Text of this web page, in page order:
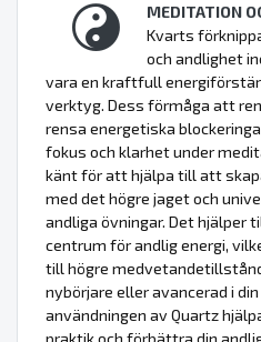
MEDITATION
Kvarts
och andlighet
vara en kraftfull
verktyg. Dess förmåga att
rensa energetiska
fokus och klarhet under
känt för att hjälpa till att
med det högre jaget och
andliga övningar. Det hjälper
centrum för andlig energi,
till högre
nybörjare eller avancerad i
användningen av Quartz
praktik och förbättra din